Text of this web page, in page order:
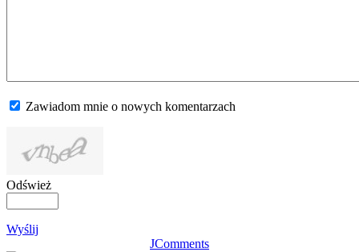
Zawiadom mnie o nowych komentarzach
Odśwież
Wyślij
JComments